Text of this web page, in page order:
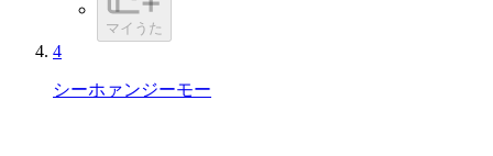
マイうた
4
シーホァンジーモー